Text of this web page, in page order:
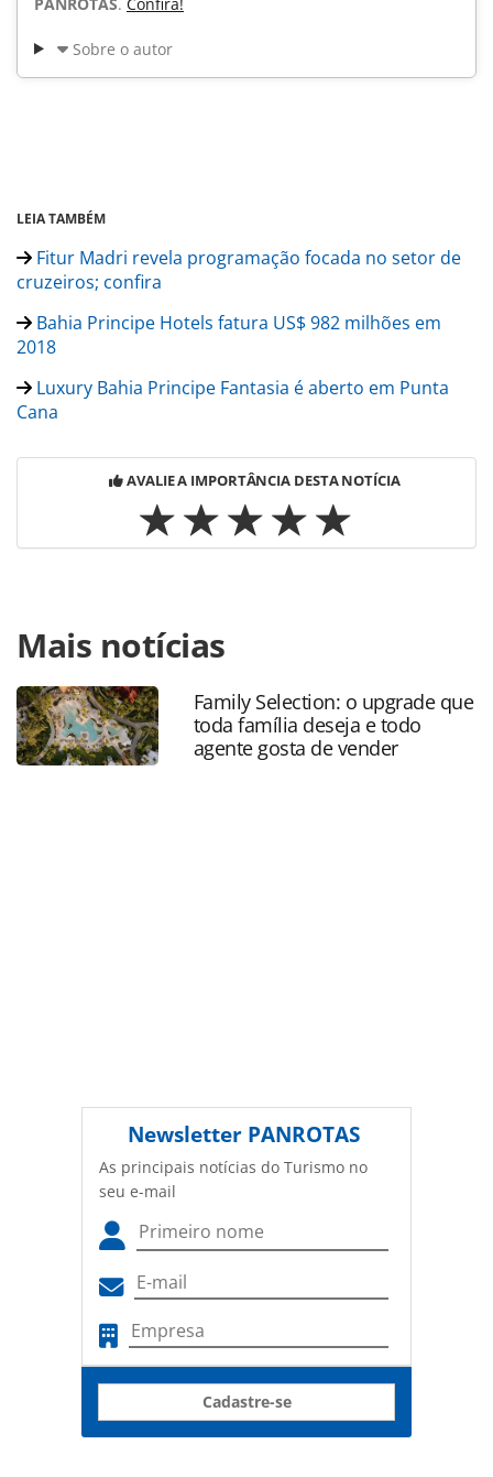
Sobre o autor
LEIA TAMBÉM
Fitur Madri revela programação focada no setor de
cruzeiros; confira
Bahia Principe Hotels fatura US$ 982 milhões em
2018
Luxury Bahia Principe Fantasia é aberto em Punta
Cana
AVALIE A IMPORTÂNCIA DESTA NOTÍCIA
https://www.panrotas.com.br/hotelaria/eventos/2024/01/
pinero-destaca-hotelaria-e-viagens-de-bem-estar-na-fitur-
2024_202435.html ou as ferramentas oferecidas na página.
Todo o conteúdo produzido pela PANROTAS Editora é
protegido pela legislação brasileira sobre direito autoral.
Não reproduza o conteúdo sem autorização da PANROTAS
Mais notícias
Family Selection: o upgrade que
toda família deseja e todo
agente gosta de vender
Newsletter PANROTAS
As principais notícias do Turismo no
seu e-mail
Cadastre-se